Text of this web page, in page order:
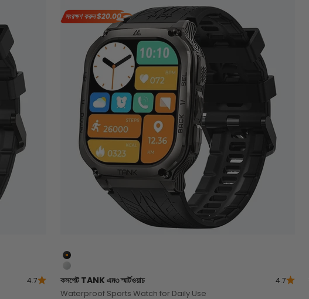
4.7
সংরক্ষণ করুন$20.00
কালো
সিলভার
কসপেট TANKএম৩ স্মার্টওয়াচ 4.7
Waterproof Sports Watch for Daily Use